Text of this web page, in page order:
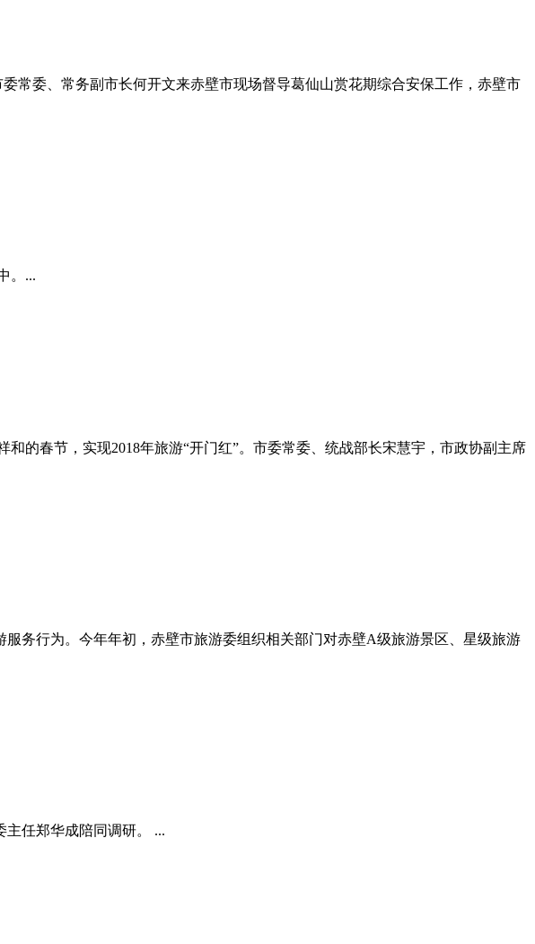
常委、常务副市长何开文来赤壁市现场督导葛仙山赏花期综合安保工作，赤壁市
。...
的春节，实现2018年旅游“开门红”。市委常委、统战部长宋慧宇，市政协副主席
务行为。今年年初，赤壁市旅游委组织相关部门对赤壁A级旅游景区、星级旅游
主任郑华成陪同调研。 ...